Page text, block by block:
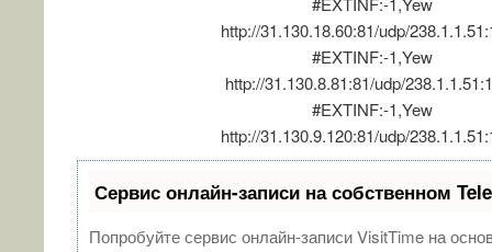
http://31.130.18.60:81/udp/
#EXTINF:-1,Yew
http://31.130.8.81:81/udp/
#EXTINF:-1,Yew
http://31.130.9.120:81/udp/
Сервис онлайн-записи на собственном
Попробуйте сервис онлайн-записи VisitTime на